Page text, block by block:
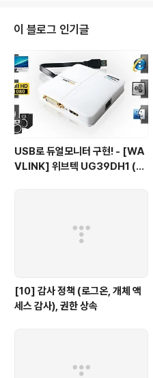
이 블로그 인기글
USB로 듀얼모니터 구현! - [WA
VLINK] 위브텍 UG39DH1 (U
[10] 감사 정책 (로그온, 개체 액
세스 감사), 권한 상속